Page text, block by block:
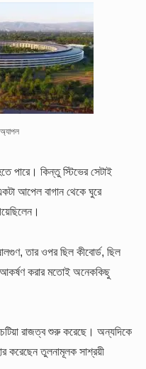
অ্যাপল
পারে। কিন্তু স্টিভের সেটাই
আপেল বাগান থেকে ঘুরে
তার ওপর ছিল কীবোর্ড, ছিল
আকর্ষণ করার মতোই অনেককিছু
রাজত্ব শুরু করেছে। অন্যদিকে
করেছেন তুলনামূলক সাশ্রয়ী